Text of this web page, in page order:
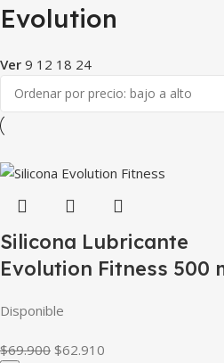
Evolution
Ver 9 12 18 24
Silicona Lubricante
Evolution Fitness 500
Disponible
$69.900 $62.910